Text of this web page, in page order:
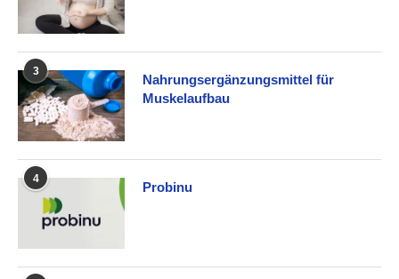
3
Nahrungsergänzungsmittel für
Muskelaufbau
4
Probinu